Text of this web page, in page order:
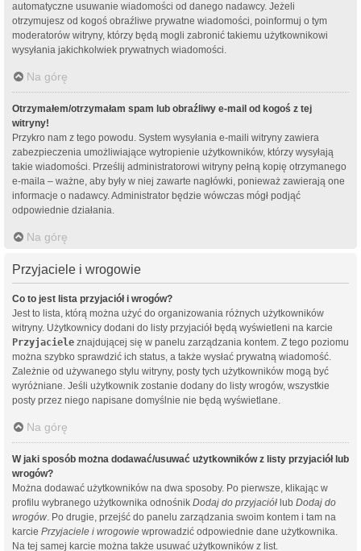
automatyczne usuwanie wiadomości od danego nadawcy. Jeżeli
otrzymujesz od kogoś obraźliwe prywatne wiadomości, poinformuj o tym
moderatorów witryny, którzy będą mogli zabronić takiemu użytkownikowi
wysyłania jakichkolwiek prywatnych wiadomości.
Na górę
Otrzymałem/otrzymałam spam lub obraźliwy e-mail od kogoś z tej
witryny!
Przykro nam z tego powodu. System wysyłania e-maili witryny zawiera
zabezpieczenia umożliwiające wytropienie użytkowników, którzy wysyłają
takie wiadomości. Prześlij administratorowi witryny pełną kopię otrzymanego
e-maila – ważne, aby były w niej zawarte nagłówki, ponieważ zawierają one
informacje o nadawcy. Administrator będzie wówczas mógł podjąć
odpowiednie działania.
Na górę
Przyjaciele i wrogowie
Co to jest lista przyjaciół i wrogów?
Jest to lista, którą można użyć do organizowania różnych użytkowników
witryny. Użytkownicy dodani do listy przyjaciół będą wyświetleni na karcie
Przyjaciele znajdującej się w panelu zarządzania kontem. Z tego poziomu
można szybko sprawdzić ich status, a także wysłać prywatną wiadomość.
Zależnie od używanego stylu witryny, posty tych użytkowników mogą być
wyróżniane. Jeśli użytkownik zostanie dodany do listy wrogów, wszystkie
posty przez niego napisane domyślnie nie będą wyświetlane.
Na górę
W jaki sposób można dodawać/usuwać użytkowników z listy przyjaciół lub
wrogów?
Można dodawać użytkowników na dwa sposoby. Po pierwsze, klikając w
profilu wybranego użytkownika odnośnik Dodaj do przyjaciół lub Dodaj do
wrogów. Po drugie, przejść do panelu zarządzania swoim kontem i tam na
karcie Przyjaciele i wrogowie wprowadzić odpowiednie dane użytkownika.
Na tej samej karcie można także usuwać użytkowników z list.